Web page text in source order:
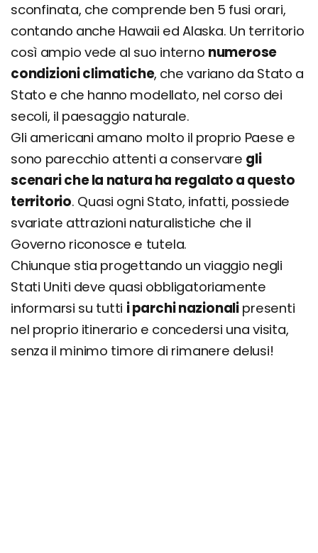
sconfinata, che comprende ben 5 fusi orari,
contando anche Hawaii ed Alaska. Un territorio
così ampio vede al suo interno numerose
condizioni climatiche, che variano da Stato a
Stato e che hanno modellato, nel corso dei
secoli, il paesaggio naturale.
Gli americani amano molto il proprio Paese e
sono parecchio attenti a conservare gli
scenari che la natura ha regalato a questo
territorio. Quasi ogni Stato, infatti, possiede
svariate attrazioni naturalistiche che il
Governo riconosce e tutela.
Chiunque stia progettando un viaggio negli
Stati Uniti deve quasi obbligatoriamente
informarsi su tutti i parchi nazionalipresenti
nel proprio itinerario e concedersi una visita,
senza il minimo timore di rimanere delusi!